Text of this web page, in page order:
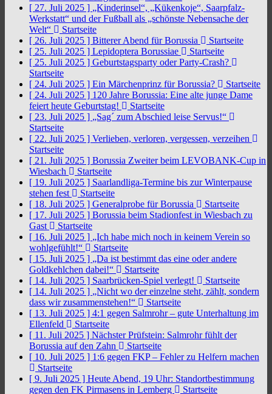
[ 27. Juli 2025 ] „Kinderinsel“, „Kükenkoje“, Saarpfalz-
Werkstatt“ und der Fußball als „schönste Nebensache der
Welt“
Startseite
[ 26. Juli 2025 ] Bitterer Abend für Borussia
Startseite
[ 25. Juli 2025 ] Lepidoptera Borussiae
Startseite
[ 25. Juli 2025 ] Geburtstagsparty oder Party-Crash?
Startseite
[ 24. Juli 2025 ] Ein Märchenprinz für Borussia?
Startseite
[ 24. Juli 2025 ] 120 Jahre Borussia: Eine alte junge Dame
feiert heute Geburtstag!
Startseite
[ 23. Juli 2025 ] „Sag´ zum Abschied leise Servus!“
Startseite
[ 22. Juli 2025 ] Verlieben, verloren, vergessen, verzeihen
Startseite
[ 21. Juli 2025 ] Borussia Zweiter beim LEVOBANK-Cup in
Wiesbach
Startseite
[ 19. Juli 2025 ] Saarlandliga-Termine bis zur Winterpause
stehen fest
Startseite
[ 18. Juli 2025 ] Generalprobe für Borussia
Startseite
[ 17. Juli 2025 ] Borussia beim Stadionfest in Wiesbach zu
Gast
Startseite
[ 16. Juli 2025 ] „Ich habe mich noch in keinem Verein so
wohlgefühlt!“
Startseite
[ 15. Juli 2025 ] „Da ist bestimmt das eine oder andere
Goldkehlchen dabei!“
Startseite
[ 14. Juli 2025 ] Saarbrücken-Spiel verlegt!
Startseite
[ 14. Juli 2025 ] „Nicht wo der einzelne steht, zählt, sondern
dass wir zusammenstehen!“
Startseite
[ 13. Juli 2025 ] 4:1 gegen Salmrohr – gute Unterhaltung im
Ellenfeld
Startseite
[ 11. Juli 2025 ] Nächster Prüfstein: Salmrohr fühlt der
Borussia auf den Zahn
Startseite
[ 10. Juli 2025 ] 1:6 gegen FKP – Fehler zu Helfern machen
Startseite
[ 9. Juli 2025 ] Heute Abend, 19 Uhr: Standortbestimmung
gegen den FK Pirmasens in Lemberg
Startseite